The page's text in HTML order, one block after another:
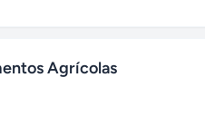
Agrícolas